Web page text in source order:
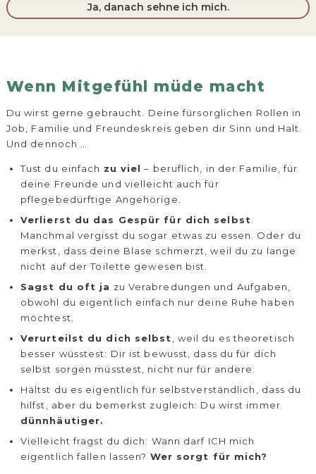
Ja, danach sehne ich mich.
Wenn Mitgefühl müde macht
Du wirst gerne gebraucht. Deine fürsorglichen Rollen in
Job, Familie und Freundeskreis geben dir Sinn und Halt.
Und dennoch …
Tust du einfach zu viel – beruflich, in der Familie, für
deine Freunde und vielleicht auch für
pflegebedürftige Angehörige.
Verlierst du das Gespür für dich selbst.
Manchmal vergisst du sogar etwas zu essen. Oder du
merkst, dass deine Blase schmerzt, weil du zu lange
nicht auf der Toilette gewesen bist.
Sagst du oft ja zu Verabredungen und Aufgaben,
obwohl du eigentlich einfach nur deine Ruhe haben
möchtest.
Verurteilst du dich selbst, weil du es theoretisch
besser wüsstest: Dir ist bewusst, dass du für dich
selbst sorgen müsstest, nicht nur für andere.
Hältst du es eigentlich für selbstverständlich, dass du
hilfst, aber du bemerkst zugleich: Du wirst immer
dünnhäutiger.
Vielleicht fragst du dich: Wann darf ICH mich
eigentlich fallen lassen? Wer sorgt für mich?